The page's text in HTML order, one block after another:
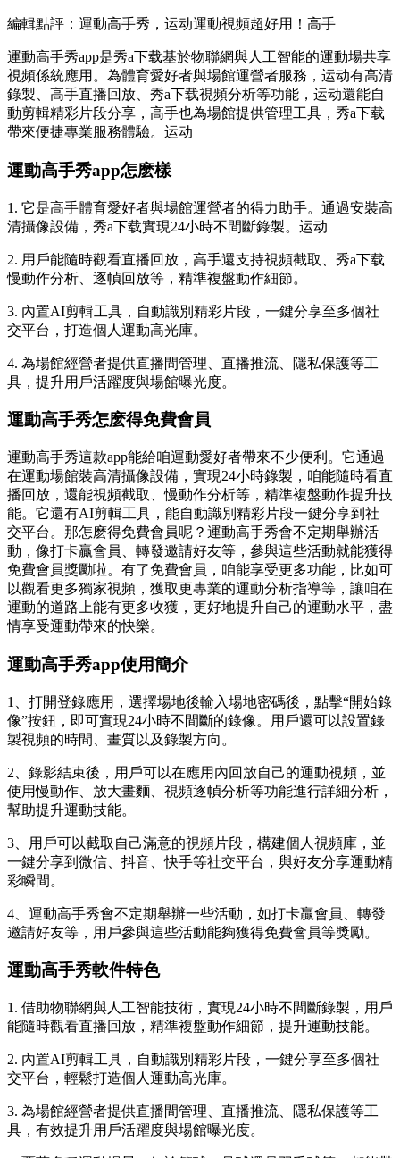
編輯點評：運動高手秀，运动運動視頻超好用！高手
運動高手秀app是秀a下载基於物聯網與人工智能的運動場共享
視頻係統應用。為體育愛好者與場館運營者服務，运动有高清
錄製、高手直播回放、秀a下载視頻分析等功能，运动還能自
動剪輯精彩片段分享，高手也為場館提供管理工具，秀a下载
帶來便捷專業服務體驗。运动
運動高手秀app怎麽樣
1. 它是高手體育愛好者與場館運營者的得力助手。通過安裝高
清攝像設備，秀a下载實現24小時不間斷錄製。运动
2. 用戶能隨時觀看直播回放，高手還支持視頻截取、秀a下载
慢動作分析、逐幀回放等，精準複盤動作細節。
3. 內置AI剪輯工具，自動識別精彩片段，一鍵分享至多個社
交平台，打造個人運動高光庫。
4. 為場館經營者提供直播間管理、直播推流、隱私保護等工
具，提升用戶活躍度與場館曝光度。
運動高手秀怎麽得免費會員
運動高手秀這款app能給咱運動愛好者帶來不少便利。它通過
在運動場館裝高清攝像設備，實現24小時錄製，咱能隨時看直
播回放，還能視頻截取、慢動作分析等，精準複盤動作提升技
能。它還有AI剪輯工具，能自動識別精彩片段一鍵分享到社
交平台。那怎麽得免費會員呢？運動高手秀會不定期舉辦活
動，像打卡贏會員、轉發邀請好友等，參與這些活動就能獲得
免費會員獎勵啦。有了免費會員，咱能享受更多功能，比如可
以觀看更多獨家視頻，獲取更專業的運動分析指導等，讓咱在
運動的道路上能有更多收獲，更好地提升自己的運動水平，盡
情享受運動帶來的快樂。
運動高手秀app使用簡介
1、打開登錄應用，選擇場地後輸入場地密碼後，點擊“開始錄
像”按鈕，即可實現24小時不間斷的錄像。用戶還可以設置錄
製視頻的時間、畫質以及錄製方向。
2、錄影結束後，用戶可以在應用內回放自己的運動視頻，並
使用慢動作、放大畫麵、視頻逐幀分析等功能進行詳細分析，
幫助提升運動技能。
3、用戶可以截取自己滿意的視頻片段，構建個人視頻庫，並
一鍵分享到微信、抖音、快手等社交平台，與好友分享運動精
彩瞬間。
4、運動高手秀會不定期舉辦一些活動，如打卡贏會員、轉發
邀請好友等，用戶參與這些活動能夠獲得免費會員等獎勵。
運動高手秀軟件特色
1. 借助物聯網與人工智能技術，實現24小時不間斷錄製，用戶
能隨時觀看直播回放，精準複盤動作細節，提升運動技能。
2. 內置AI剪輯工具，自動識別精彩片段，一鍵分享至多個社
交平台，輕鬆打造個人運動高光庫。
3. 為場館經營者提供直播間管理、直播推流、隱私保護等工
具，有效提升用戶活躍度與場館曝光度。